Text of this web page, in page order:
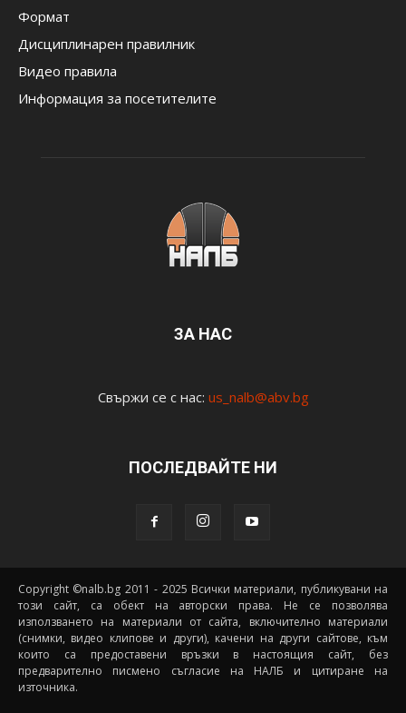
Формат
Дисциплинарен правилник
Видео правила
Информация за посетителите
ЗА НАС
Свържи се с нас: us_nalb@abv.bg
ПОСЛЕДВАЙТЕ НИ
Copyright ©nalb.bg 2011 - 2025 Всички материали, публикувани на
този сайт, са обект на авторски права. Не се позволява
използването на материали от сайта, включително материали
(снимки, видео клипове и други), качени на други сайтове, към
които са предоставени връзки в настоящия сайт, без
предварително писмено съгласие на НАЛБ и цитиране на
източника.